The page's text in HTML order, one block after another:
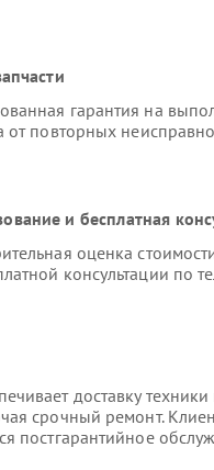
гарантия на
от повторных
и бесплатная
оценка
консультации по
доставку
срочный ремонт.
постгарантийное